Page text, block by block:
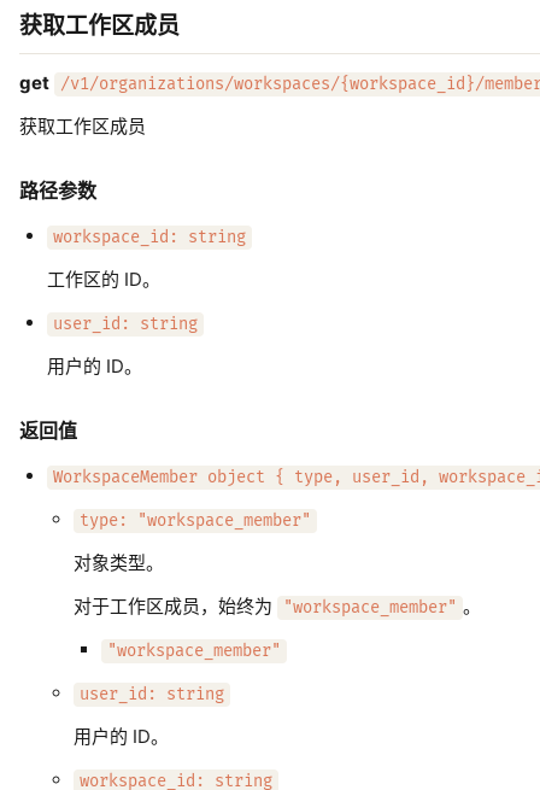
获取工作区成员
get /v1/organizations/workspaces/{workspace_id}/
获取工作区成员
路径参数
workspace_id: string
工作区的 ID。
user_id: string
用户的 ID。
返回值
WorkspaceMember object { type, user_id,
type: "workspace_member"
对象类型。
对于工作区成员，始终为
"workspace_member" 。
"workspace_member"
user_id: string
用户的 ID。
workspace_id: string